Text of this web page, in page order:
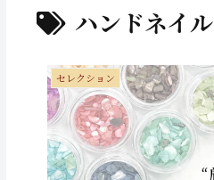
ハンドネイル
セレクション